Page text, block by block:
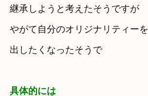
継承しようと考えたそうですが
やがて自分のオリジナリティーを
出したくなったそうで
具体的には